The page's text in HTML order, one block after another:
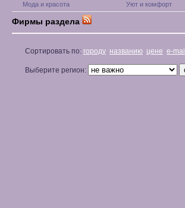
Мода и красота
Уют и комфорт
Фирмы раздела
Сортировать по: городу названию цене e-mail
Выберите регион: